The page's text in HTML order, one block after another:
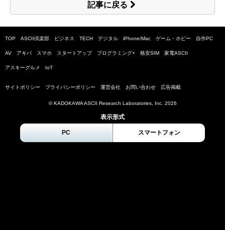
記事に戻る
TOP ASCII倶楽部 ビジネス TECH デジタル iPhone/Mac ゲーム・ホビー 自作PC
AV アキバ スマホ スタートアップ プログラミング+ 格安SIM 家電ASCII
アスキーグルメ IoT
サイトポリシー プライバシーポリシー 運営会社 お問い合わせ 広告掲載
© KADOKAWA ASCII Research Laboratories, Inc. 2026
表示形式
PC スマートフォン